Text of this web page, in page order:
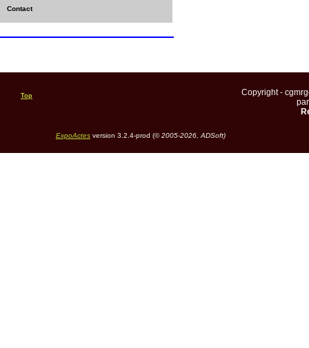
Contact
Top
Copyright -
ExpoActesversion 3.2.4-prod (©2005-2026, ADSoft)